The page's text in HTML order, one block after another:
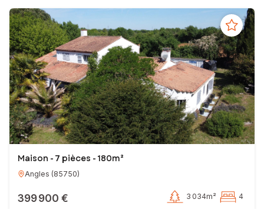
Maison - 7 pièces - 180m²
Angles (85750)
399 900 € 3 034m² 4